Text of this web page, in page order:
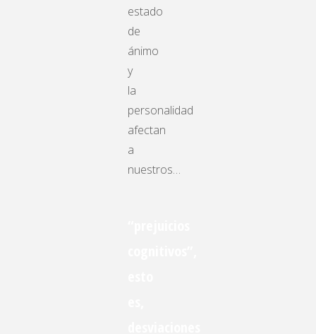
estado
de
ánimo
y
la
personalidad
afectan
a
nuestros…